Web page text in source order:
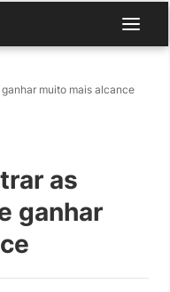
muito mais alcance
as
ganhar